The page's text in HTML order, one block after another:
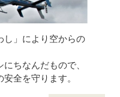
し」により空からの
ちなんだもので、
全を守ります。